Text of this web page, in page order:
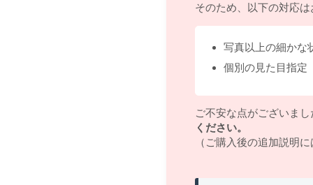
そのため、以下の対応
写真以上の細かな
個別の見た目指定
ご不安な点がございまし
ください。
（ご購入後の追加説明